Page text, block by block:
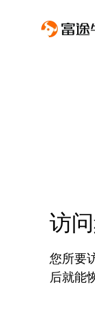
访
您所要
后就能